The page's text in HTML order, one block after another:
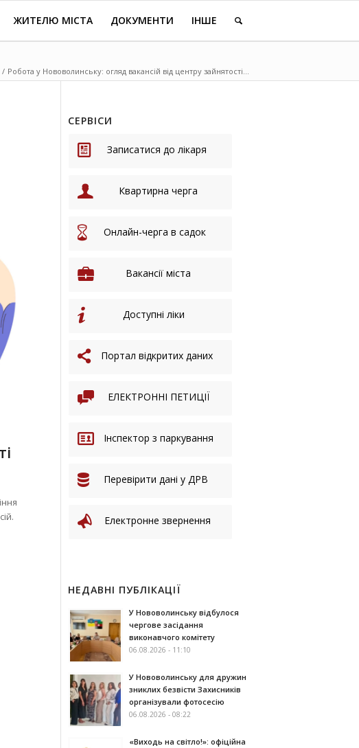
ЖИТЕЛЮ МІСТА ДОКУМЕНТИ ІНШЕ
/ Робота у Нововолинську: огляд вакансій від центру зайнятості...
СЕРВІСИ
Записатися до лікаря
Квартирна черга
Онлайн-черга в садок
Вакансії міста
Доступні ліки
Портал відкритих даних
ЕЛЕКТРОННІ ПЕТИЦІЇ
Інспектор з паркування
Перевірити дані у ДРВ
Електронне звернення
НЕДАВНІ ПУБЛІКАЦІЇ
У Нововолинську відбулося
чергове засідання
виконавчого комітету
06.08.2026 - 11:10
У Нововолинську для дружин
зниклих безвісти Захисників
організували фотосесію
06.08.2026 - 08:22
«Виходь на світло!»: офіційна